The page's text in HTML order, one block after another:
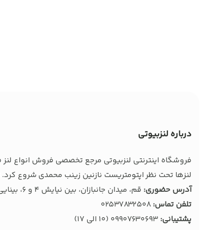
درباره لنزبیوتی
فروشگاه اینترنتی لنزبیوتی مرجع تخصصی فروش انواع
لنزها تحت نظر اپتومتریست نازنین زینب محمدی شروع
آدرس حضوری: قم، میدان جانبازان، بین نیایش 4 و 6، بینایی سنجی و عینک بصیر
تلفن تماس: 02537832508
پشتیبانی: 09907630693 (10 الی 17)